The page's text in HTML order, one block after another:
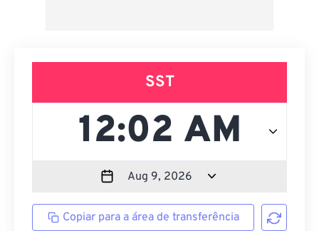
SST
Copiar para a área de transferência